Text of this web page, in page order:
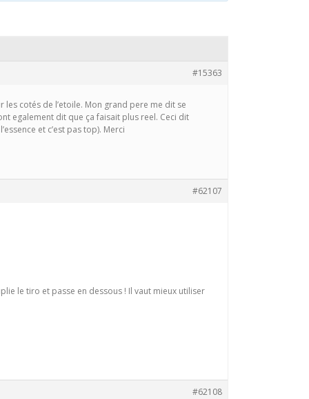
#15363
cotés de l’etoile. Mon grand pere me dit se
egalement dit que ça faisait plus reel. Ceci dit
et c’est pas top). Merci
#62107
le tiro et passe en dessous ! Il vaut mieux utiliser
#62108